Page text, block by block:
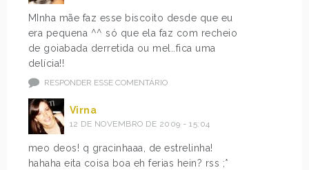
MInha mãe faz esse biscoito desde que eu
era pequena ^^ só que ela faz com recheio
de goiabada derretida ou mel..fica uma
delícia!!
RESPONDER ESSE COMENTÁRIO
Virna
12 DE NOVEMBRO DE 2009 - 15:04
meo deos! q gracinhaaa, de estrelinha!
hahaha eita coisa boa eh ferias hein? rss ;*